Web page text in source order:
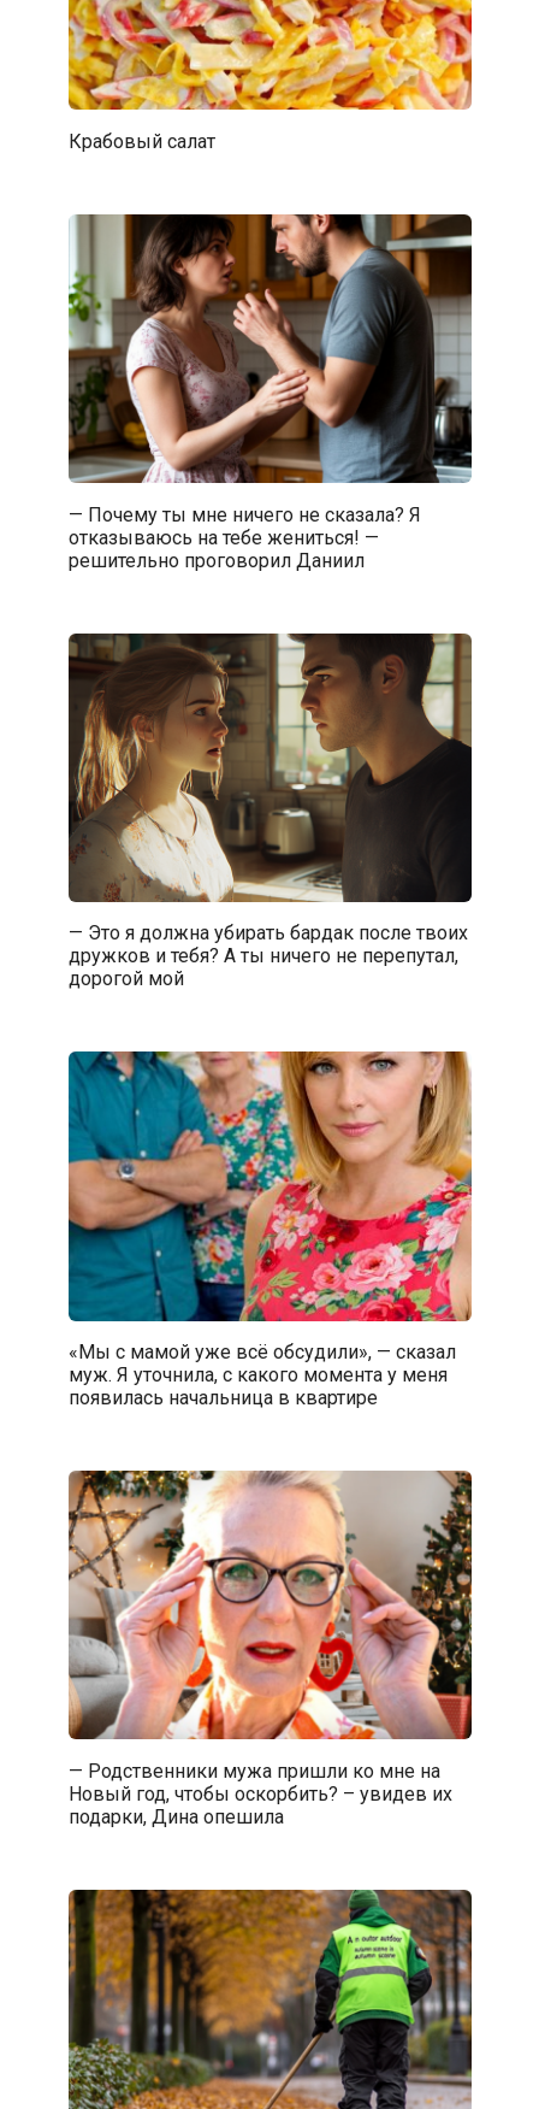
Крабовый салат
— Почему ты мне ничего не сказала? Я
отказываюсь на тебе жениться! —
решительно проговорил Даниил
— Это я должна убирать бардак после твоих
дружков и тебя? А ты ничего не перепутал,
дорогой мой
«Мы с мамой уже всё обсудили», — сказал
муж. Я уточнила, с какого момента у меня
появилась начальница в квартире
— Родственники мужа пришли ко мне на
Новый год, чтобы оскорбить? – увидев их
подарки, Дина опешила